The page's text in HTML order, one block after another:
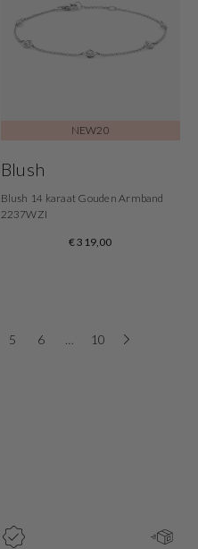
NEW20
Blush
Blush 14 karaat Gouden Armband
2237WZI
€ 319,00
5 6 10